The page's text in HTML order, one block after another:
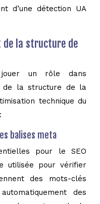
d’une détection UA
de la structure de
un rôle dans
de la structure de la
technique du
balises meta
pour le SEO
utilisée pour vérifier
des mots-clés
des